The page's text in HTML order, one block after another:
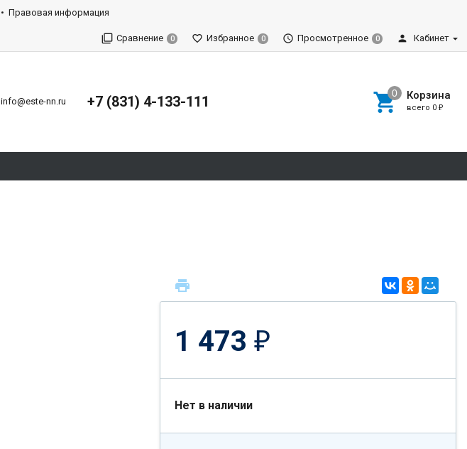
Правовая информация
Сравнение 0 Избранное 0 Просмотренное 0 Кабинет
info@este-nn.ru +7 (831) 4-133-111 Корзина
всего 0 ₽
1 473 ₽
Нет в наличии